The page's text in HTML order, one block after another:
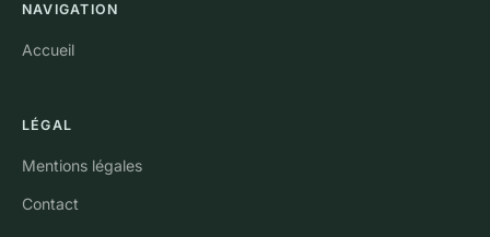
NAVIGATION
Accueil
LÉGAL
Mentions légales
Contact